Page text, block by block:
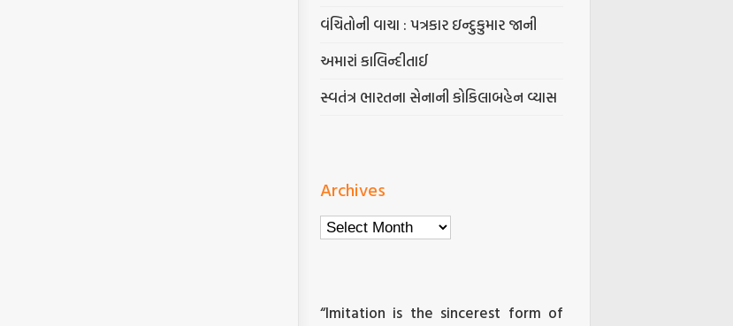
વંચિતોની વાચા : પત્રકાર ઇન્દુકુમાર જાની
અમારાં કાલિન્દીતાઈ
સ્વતંત્ર ભારતના સેનાની કોકિલાબહેન વ્યાસ
Archives
Archives
“Imitation is the sincerest form of